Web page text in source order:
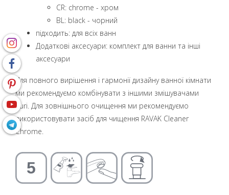
CR: chrome - хром
BL: black - чорний
підходить: для всіх ванн
Додаткові аксесуари: комплект для ванни та інші
аксесуари
Для повного вирішення і гармонії дизайну ванної кімнати
ми рекомендуємо комбінувати з іншими змішувачами
Puri. Для зовнішнього очищення ми рекомендуємо
використовувати засіб для чищення RAVAK Cleaner
Chrome.